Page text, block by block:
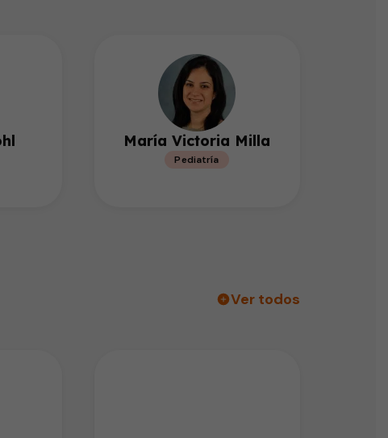
María Victoria Milla
Pediatría
Ver todos